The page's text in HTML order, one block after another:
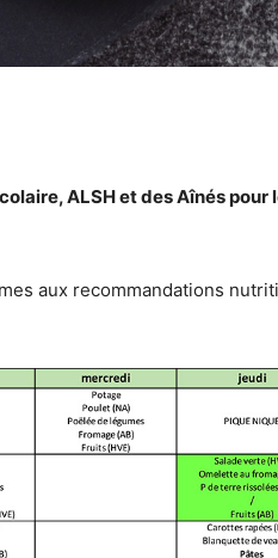
ALSH et des Aînés pour
aux recommandations